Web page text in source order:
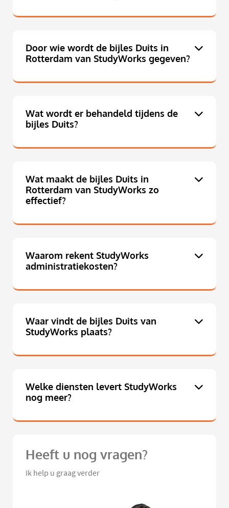
Door wie wordt de bijles Duits in
Rotterdam van StudyWorks gegeven?
Wat wordt er behandeld tijdens de
bijles Duits?
Wat maakt de bijles Duits in
Rotterdam van StudyWorks zo
effectief?
Waarom rekent StudyWorks
administratiekosten?
Waar vindt de bijles Duits van
StudyWorks plaats?
Welke diensten levert StudyWorks
nog meer?
Heeft u nog vragen?
Ik help u graag verder